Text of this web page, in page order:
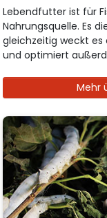
Lebendfutter ist für
Nahrungsquelle. Es
gleichzeitig weckt
und optimiert
Mehr